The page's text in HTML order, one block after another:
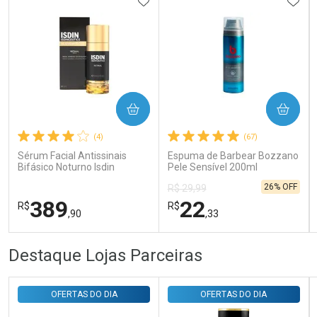
Ativar Desconto
Comprar sem Desconto
Por R$ 143,94/cada
Comprar sem Desconto
Por R$ 143,94/cada
(4)
Sérum Facial Antissinais
Bifásico Noturno Isdin
R$389,90
COMPRAR
FECHAR
Laboratório
FECHAR
Por Menos
(67)
Espuma de Barbear Bozzano
Pele Sensível 200ml
R$ 29,99
R$22,33
26% OFF
COMPRAR
Por Menos
Destaque Lojas Parceiras
OFERTAS DO DIA OFERTAS DO DIA